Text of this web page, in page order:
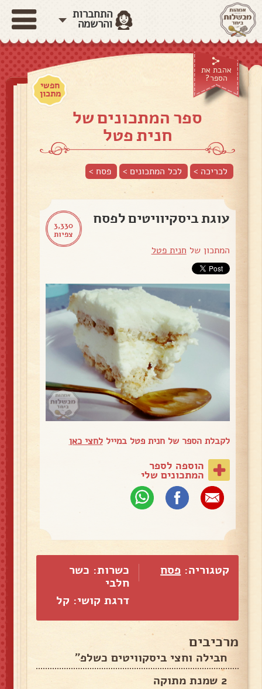
התחברות
והרשמה
אהבת את
הספר?
חפשי
מתכון
ספר המתכונים של
חנית פטל
לכריכה > לכל המתכונים > פסח >
3,330
צפיות
עוגת ביסקיוויטים לפסח
המתכון של חנית פטל
לקבלת הספר של חנית פטל במייללחצי כאן
הוספה לספר
המתכונים שלי
קטגוריה: פסח
כשרות: כשר
חלבי
דרגת קושי: קל
מרכיבים
חבילה וחצי ביסקוויטים כשלפ״
2 שמנת מתוקה